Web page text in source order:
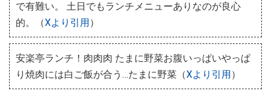
で有難い。 土日でもランチメニューありなのが良心
的。（Xより引用）
安楽亭ランチ！肉肉肉 たまに野菜お腹いっぱいやっぱ
り焼肉には白ご飯が合う…たまに野菜（Xより引用）